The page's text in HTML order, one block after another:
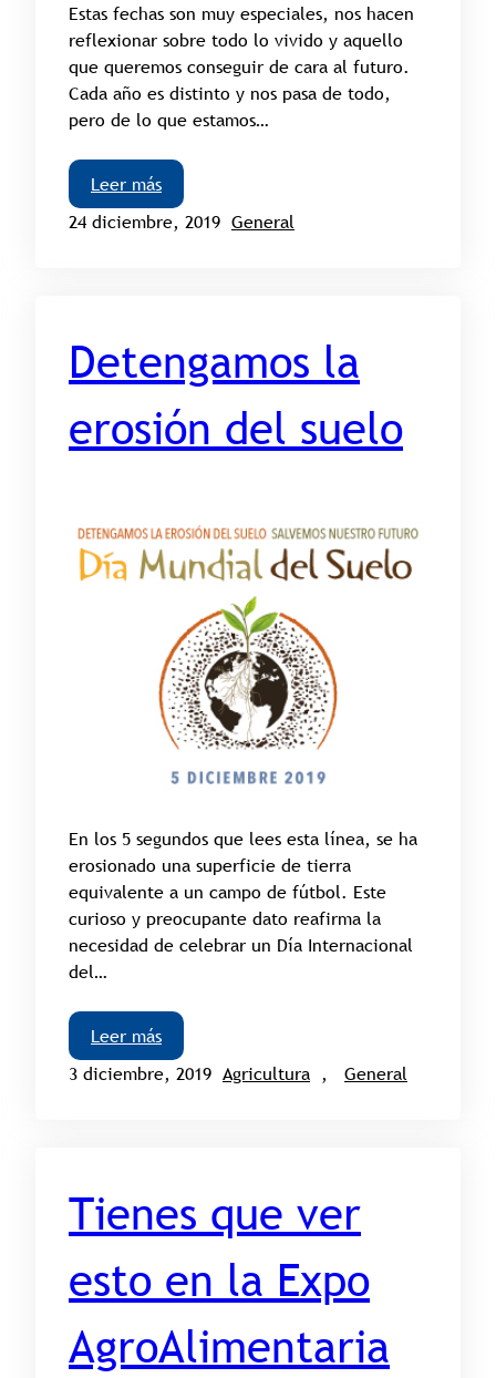
Estas fechas son muy especiales, nos hacen
reflexionar sobre todo lo vivido y aquello
que queremos conseguir de cara al futuro.
Cada año es distinto y nos pasa de todo,
pero de lo que estamos…
Leer más
24 diciembre, 2019 General
Detengamos la
erosión del suelo
En los 5 segundos que lees esta línea, se ha
erosionado una superficie de tierra
equivalente a un campo de fútbol. Este
curioso y preocupante dato reafirma la
necesidad de celebrar un Día Internacional
del…
Leer más
3 diciembre, 2019 Agricultura , General
Tienes que ver
esto en la Expo
AgroAlimentaria